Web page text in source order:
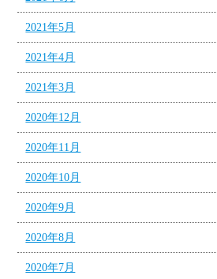
2021年5月
2021年4月
2021年3月
2020年12月
2020年11月
2020年10月
2020年9月
2020年8月
2020年7月